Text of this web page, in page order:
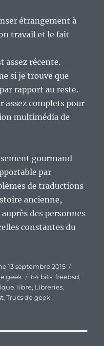
étrangement à
travail et le fait
assez récente.
si je trouve que
rapport au reste.
assez complets pour
multimédia de
gourmand
par
de traductions
ancienne,
des personnes
constantes du
13 septembre 2015
geek Étiquettes
64 bits,freebsd,
, libre, Libreries,
,Trucs de geek